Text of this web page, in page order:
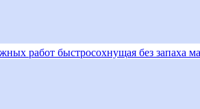
работ быстросохнущая без запаха